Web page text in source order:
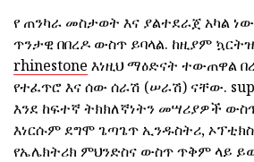
የ ጠንካራ መስታወት እና ያልተደራጀ አካል
ጥንታዊ በበረዶ ውስጥ ይባላል. ከዚያም
rhinestone እነዚህ ማዕድናት ተውጠዋል
የተፈጥሮ እና ሰው ሰራሽ (ሠራሽ) ናቸው.
እንደ ከፍተኛ ትክክለኛነትን መሣሪያዎች
እነርሱም ደግሞ ጌጣጌጥ ኢንዱስትሪ,
የኤሌክትሪክ ምህንድስና ውስጥ ጥቅም ላይ